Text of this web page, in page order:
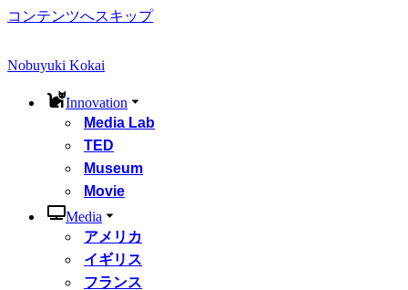
コンテンツへスキップ
Nobuyuki Kokai
Innovation
Media Lab
TED
Museum
Movie
Media
アメリカ
イギリス
フランス